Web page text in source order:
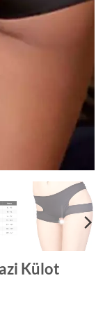
Külot